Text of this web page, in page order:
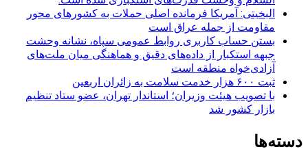
البخیتی: آمریکا فرمانده اصلی حملات به کشورهای محور
مقاومت از جمله عراق است
بستن حساب کاربری روابط عمومی سپاه، نشانه‌ وحشت
جبهه استکبار از داده‌های دقیق و هماهنگی میان ملت‌های
آزادی‌خواه منطقه است
ثبت ۶۰۰ هزار خدمت سلامت به زائران اربعین
با تصویب هیئت وزیران؛ استاندار تهران، عضو ستاد تنظیم
بازار کشور شد
دسته‌ها